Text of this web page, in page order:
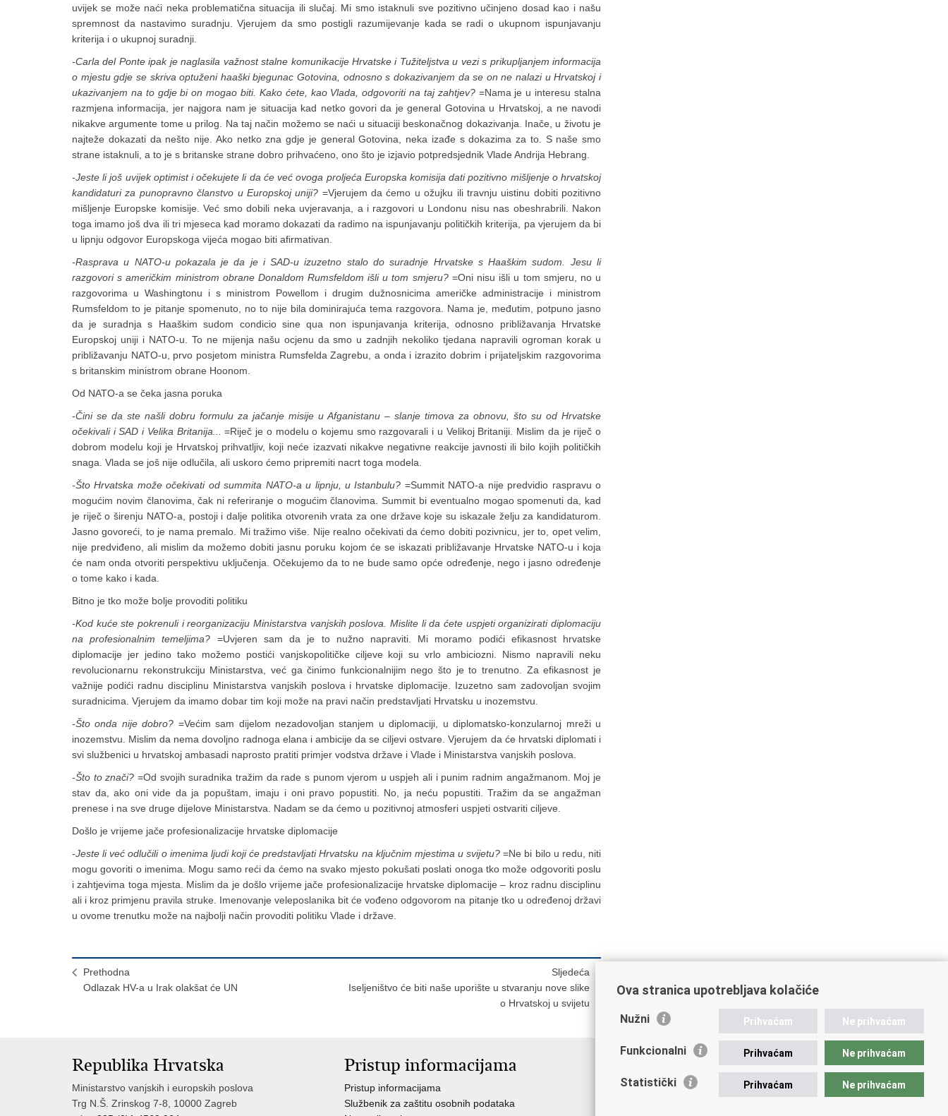
uvijek se može naći neka problematična situacija ili slučaj. Mi smo istaknuli sve pozitivno učinjeno dosad kao i našu
spremnost da nastavimo suradnju. Vjerujem da smo postigli razumijevanje kada se radi o ukupnom ispunjavanju
kriterija i o ukupnoj suradnji.
-Carla del Ponte ipak je naglasila važnost stalne komunikacije Hrvatske i Tužiteljstva u vezi s prikupljanjem informacija
o mjestu gdje se skriva optuženi haaški bjegunac Gotovina, odnosno s dokazivanjem da se on ne nalazi u Hrvatskoj i
ukazivanjem na to gdje bi on mogao biti. Kako ćete, kao Vlada, odgovoriti na taj zahtjev?=Nama je u interesu stalna
razmjena informacija, jer najgora nam je situacija kad netko govori da je general Gotovina u Hrvatskoj, a ne navodi
nikakve argumente tome u prilog. Na taj način možemo se naći u situaciji beskonačnog dokazivanja. Inače, u životu je
najteže dokazati da nešto nije. Ako netko zna gdje je general Gotovina, neka izađe s dokazima za to. S naše smo
strane istaknuli, a to je s britanske strane dobro prihvaćeno, ono što je izjavio potpredsjednik Vlade Andrija Hebrang.
-Jeste li još uvijek optimist i očekujete li da će već ovoga proljeća Europska komisija dati pozitivno mišljenje o hrvatskoj
kandidaturi za punopravno članstvo u Europskoj uniji? =Vjerujem da ćemo u ožujku ili travnju uistinu dobiti pozitivno
mišljenje Europske komisije. Već smo dobili neka uvjeravanja, a i razgovori u Londonu nisu nas obeshrabrili. Nakon
toga imamo još dva ili tri mjeseca kad moramo dokazati da radimo na ispunjavanju političkih kriterija, pa vjerujem da bi
u lipnju odgovor Europskoga vijeća mogao biti afirmativan.
-Rasprava u NATO-u pokazala je da je i SAD-u izuzetno stalo do suradnje Hrvatske s Haaškim sudom. Jesu li
razgovori s američkim ministrom obrane Donaldom Rumsfeldom išli u tom smjeru?=Oni nisu išli u tom smjeru, no u
razgovorima u Washingtonu i s ministrom Powellom i drugim dužnosnicima američke administracije i ministrom
Rumsfeldom to je pitanje spomenuto, no to nije bila dominirajuća tema razgovora. Nama je, međutim, potpuno jasno
da je suradnja s Haaškim sudom condicio sine qua non ispunjavanja kriterija, odnosno približavanja Hrvatske
Europskoj uniji i NATO-u. To ne mijenja našu ocjenu da smo u zadnjih nekoliko tjedana napravili ogroman korak u
približavanju NATO-u, prvo posjetom ministra Rumsfelda Zagrebu, a onda i izrazito dobrim i prijateljskim razgovorima
s britanskim ministrom obrane Hoonom.
Od NATO-a se čeka jasna poruka
-Čini se da ste našli dobru formulu za jačanje misije u Afganistanu – slanje timova za obnovu, što su od Hrvatske
očekivali i SAD i Velika Britanija...
=Riječ je o modelu o kojemu smo razgovarali i u Velikoj Britaniji. Mislim da je riječ o
dobrom modelu koji je Hrvatskoj prihvatljiv, koji neće izazvati nikakve negativne reakcije javnosti ili bilo kojih političkih
snaga. Vlada se još nije odlučila, ali uskoro ćemo pripremiti nacrt toga modela.
-Što Hrvatska može očekivati od summita NATO-a u lipnju, u Istanbulu? =Summit NATO-a nije predvidio raspravu o
mogućim novim članovima, čak ni referiranje o mogućim članovima. Summit bi eventualno mogao spomenuti da, kad
je riječ o širenju NATO-a, postoji i dalje politika otvorenih vrata za one države koje su iskazale želju za kandidaturom.
Jasno govoreći, to je nama premalo. Mi tražimo više. Nije realno očekivati da ćemo dobiti pozivnicu, jer to, opet velim,
nije predviđeno, ali mislim da možemo dobiti jasnu poruku kojom će se iskazati približavanje Hrvatske NATO-u i koja
će nam onda otvoriti perspektivu uključenja. Očekujemo da to ne bude samo opće određenje, nego i jasno određenje
o tome kako i kada.
Bitno je tko može bolje provoditi politiku
-Kod kuće ste pokrenuli i reorganizaciju Ministarstva vanjskih poslova. Mislite li da ćete uspjeti organizirati diplomaciju
na profesionalnim temeljima? =Uvjeren sam da je to nužno napraviti. Mi moramo podići efikasnost hrvatske
diplomacije jer jedino tako možemo postići vanjskopolitičke ciljeve koji su vrlo ambiciozni. Nismo napravili neku
revolucionarnu rekonstrukciju Ministarstva, već ga činimo funkcionalnijim nego što je to trenutno. Za efikasnost je
važnije podići radnu disciplinu Ministarstva vanjskih poslova i hrvatske diplomacije. Izuzetno sam zadovoljan svojim
suradnicima. Vjerujem da imamo dobar tim koji može na pravi način predstavljati Hrvatsku u inozemstvu.
-Što onda nije dobro? =Većim sam dijelom nezadovoljan stanjem u diplomaciji, u diplomatsko-konzularnoj mreži u
inozemstvu. Mislim da nema dovoljno radnoga elana i ambicije da se ciljevi ostvare. Vjerujem da će hrvatski diplomati i
svi službenici u hrvatskoj ambasadi naprosto pratiti primjer vodstva države i Vlade i Ministarstva vanjskih poslova.
-Što to znači? =Od svojih suradnika tražim da rade s punom vjerom u uspjeh ali i punim radnim angažmanom. Moj je
stav da, ako oni vide da ja popuštam, imaju i oni pravo popustiti. No, ja neću popustiti. Tražim da se angažman
prenese i na sve druge dijelove Ministarstva. Nadam se da ćemo u pozitivnoj atmosferi uspjeti ostvariti ciljeve.
Došlo je vrijeme jače profesionalizacije hrvatske diplomacije
-Jeste li već odlučili o imenima ljudi koji će predstavljati Hrvatsku na ključnim mjestima u svijetu? =Ne bi bilo u redu, niti
mogu govoriti o imenima. Mogu samo reći da ćemo na svako mjesto pokušati poslati onoga tko može odgovoriti poslu
i zahtjevima toga mjesta. Mislim da je došlo vrijeme jače profesionalizacije hrvatske diplomacije – kroz radnu disciplinu
ali i kroz primjenu pravila struke. Imenovanje veleposlanika bit će vođeno odgovorom na pitanje tko u određenoj državi
u ovome trenutku može na najbolji način provoditi politiku Vlade i države.
Prethodna
Odlazak HV-a u Irak olakšat će UN
Sljedeća
Iseljeništvo će biti naše uporište u stvaranju nove slike
o Hrvatskoj u svijetu
Republika Hrvatska
Ministarstvo vanjskih i europskih poslova
Trg N.Š. Zrinskog 7-8, 10000 Zagreb
Pristup informacijama
Pristup informacijama
Službenik za zaštitu osobnih podataka
Javna nabava u MVEP-u
Ova stranica upotrebljava kolačiće
Nužni Prihvaćam Ne prihvaćam
Funkcionalni Prihvaćam Ne prihvaćam
Statistički Prihvaćam Ne prihvaćam